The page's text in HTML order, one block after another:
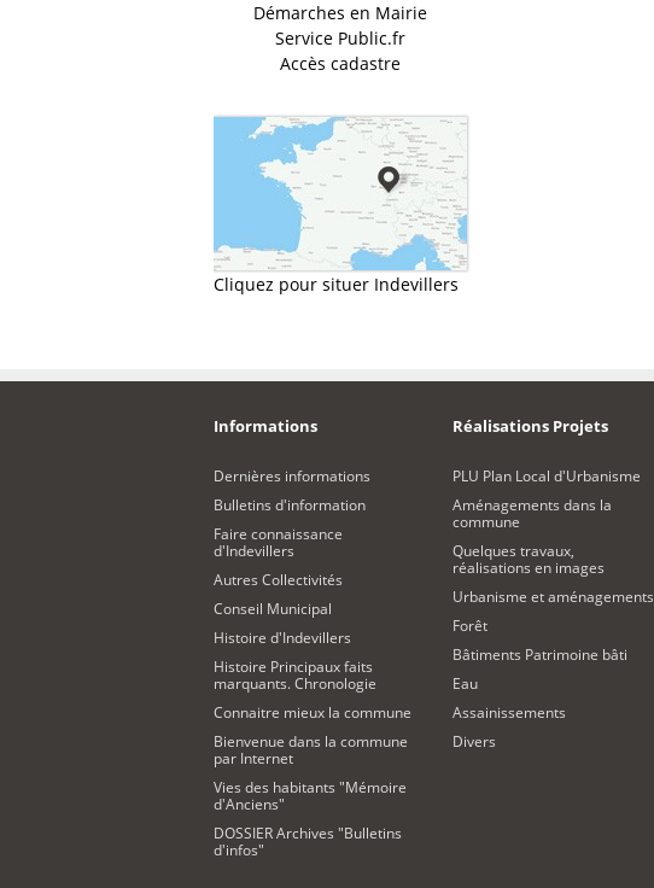
Démarches en Mairie
Service Public.fr
Accès cadastre
Cliquez pour situer Indevillers
Informations
Dernières informations
Bulletins d'information
Faire connaissance
d'Indevillers
Autres Collectivités
Conseil Municipal
Histoire d'Indevillers
Histoire Principaux faits
marquants. Chronologie
Connaitre mieux la commune
Bienvenue dans la commune
par Internet
Vies des habitants "Mémoire
d'Anciens"
DOSSIER Archives "Bulletins
d'infos"
Réalisations Projets
PLU Plan Local d'Urbanisme
Aménagements dans la
commune
Quelques travaux,
réalisations en images
Urbanisme et aménagements
Forêt
Bâtiments Patrimoine bâti
Eau
Assainissements
Divers